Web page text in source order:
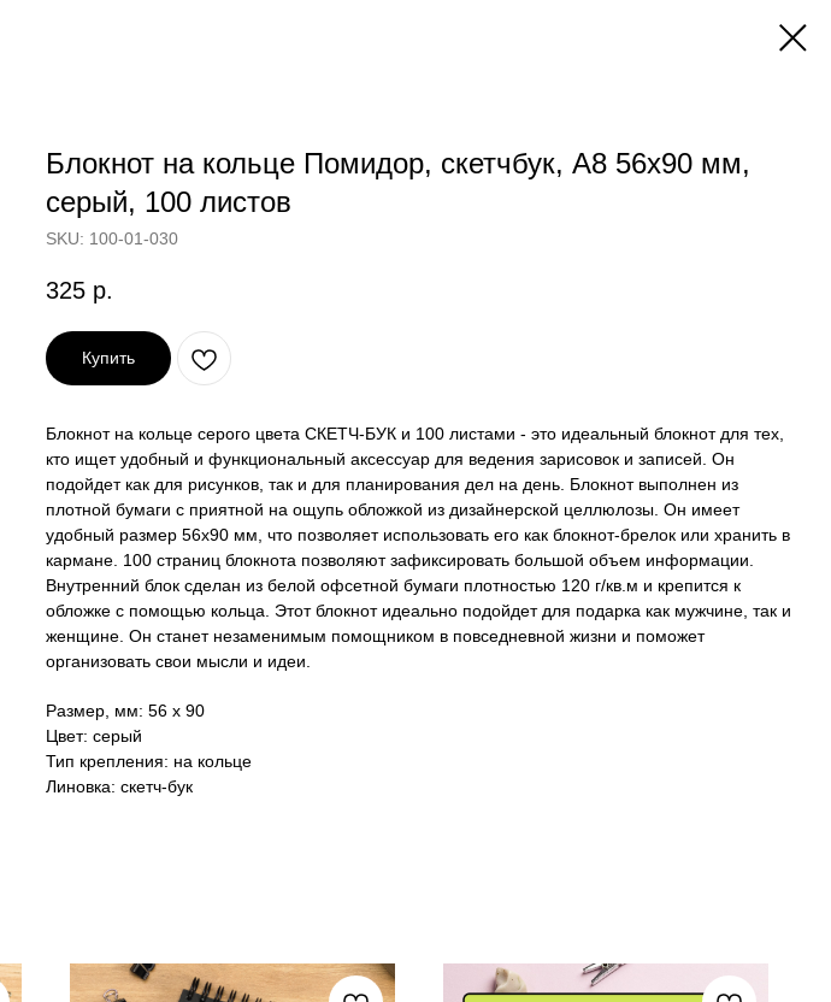
Блокнот на кольце Помидор, скетчбук, А8 56х90 мм,
серый, 100 листов
SKU: 100-01-030
325 р.
Купить
Блокнот на кольце серого цвета СКЕТЧ-БУК и 100 листами - это идеальный блокнот для тех,
кто ищет удобный и функциональный аксессуар для ведения зарисовок и записей. Он
подойдет как для рисунков, так и для планирования дел на день. Блокнот выполнен из
плотной бумаги с приятной на ощупь обложкой из дизайнерской целлюлозы. Он имеет
удобный размер 56х90 мм, что позволяет использовать его как блокнот-брелок или хранить в
кармане. 100 страниц блокнота позволяют зафиксировать большой объем информации.
Внутренний блок сделан из белой офсетной бумаги плотностью 120 г/кв.м и крепится к
обложке с помощью кольца. Этот блокнот идеально подойдет для подарка как мужчине, так и
женщине. Он станет незаменимым помощником в повседневной жизни и поможет
организовать свои мысли и идеи.
Размер, мм: 56 х 90
Цвет: серый
Тип крепления: на кольце
Линовка: скетч-бук